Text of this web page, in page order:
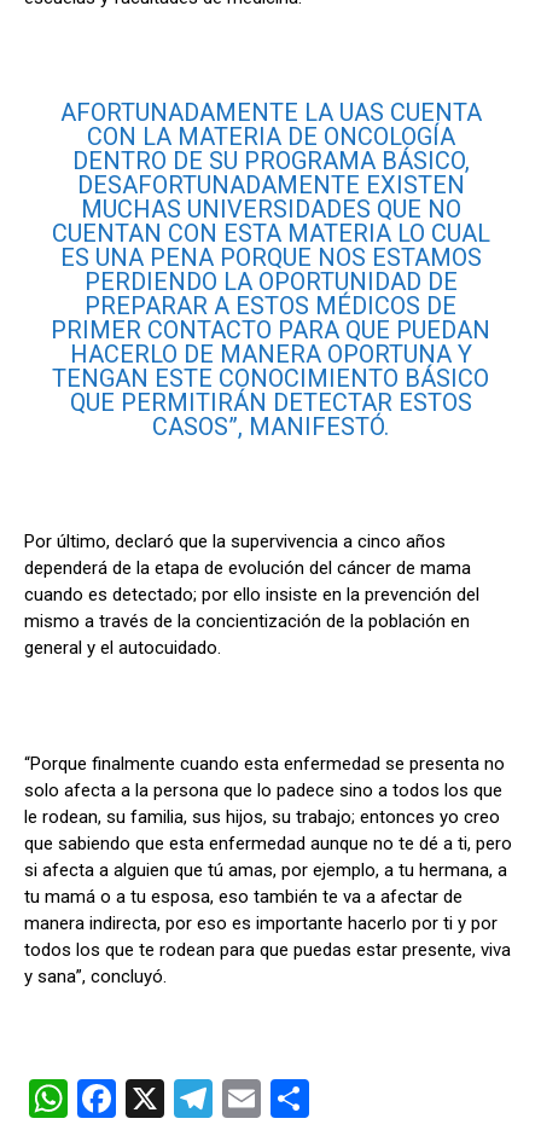
AFORTUNADAMENTE LA UAS CUENTA
CON LA MATERIA DE ONCOLOGÍA
DENTRO DE SU PROGRAMA BÁSICO,
DESAFORTUNADAMENTE EXISTEN
MUCHAS UNIVERSIDADES QUE NO
CUENTAN CON ESTA MATERIA LO CUAL
ES UNA PENA PORQUE NOS ESTAMOS
PERDIENDO LA OPORTUNIDAD DE
PREPARAR A ESTOS MÉDICOS DE
PRIMER CONTACTO PARA QUE PUEDAN
HACERLO DE MANERA OPORTUNA Y
TENGAN ESTE CONOCIMIENTO BÁSICO
QUE PERMITIRÁN DETECTAR ESTOS
CASOS”, MANIFESTÓ.
Por último, declaró que la supervivencia a cinco años
dependerá de la etapa de evolución del cáncer de mama
cuando es detectado; por ello insiste en la prevención del
mismo a través de la concientización de la población en
general y el autocuidado.
“Porque finalmente cuando esta enfermedad se presenta no
solo afecta a la persona que lo padece sino a todos los que
le rodean, su familia, sus hijos, su trabajo; entonces yo creo
que sabiendo que esta enfermedad aunque no te dé a ti, pero
si afecta a alguien que tú amas, por ejemplo, a tu hermana, a
tu mamá o a tu esposa, eso también te va a afectar de
manera indirecta, por eso es importante hacerlo por ti y por
todos los que te rodean para que puedas estar presente, viva
y sana”, concluyó.
W F
X
T
E